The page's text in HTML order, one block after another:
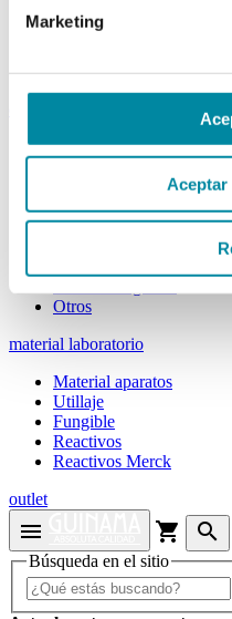
Marketing
Aceptar
Tamañno 2
Tamañno 3
Tamañno 5
Frascos farmacia
Frascos y tapas cosmética
Gama ariless
Tarros farmacia
Otros
material laboratorio
Material aparatos
Utillaje
Fungible
Reactivos
Reactivos Merck
outlet
menu shopping_cart search
Búsqueda en el sitio